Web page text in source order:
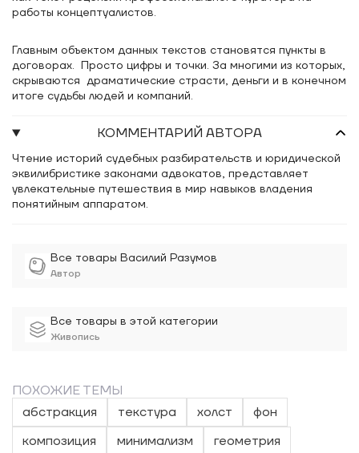
Все товары Василий Разумов
Автор
Все товары в этой категории
Живопись
работы концептуалистов.
Главным объектом данных текстов становятся пункты в
договорах. Просто цифры и точки. За многими из которых,
скрываются драматические страсти, деньги и в конечном
итоге судьбы людей и компаний.
КОММЕНТАРИЙ АВТОРА
Чтение историй судебных разбирательств и юридической
эквилибристике законами адвокатов, представляет
увлекательные путешествия в мир навыков владения
понятийным аппаратом.
ПОХОЖИЕ ТЕМЫ
абстракция
текстура холст
фон
композиция
минимализм
геометрия